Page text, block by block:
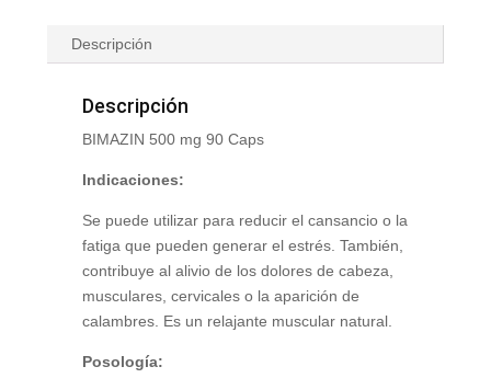
Descripción
Descripción
BIMAZIN 500 mg 90 Caps
Indicaciones:
Se puede utilizar para reducir el cansancio o la
fatiga que pueden generar el estrés. También,
contribuye al alivio de los dolores de cabeza,
musculares, cervicales o la aparición de
calambres. Es un relajante muscular natural.
Posología: